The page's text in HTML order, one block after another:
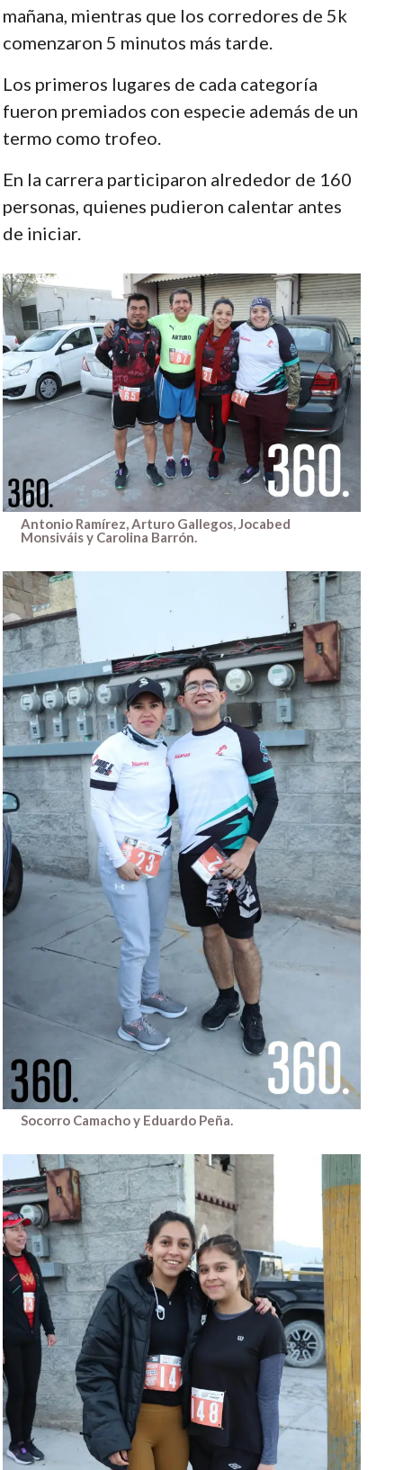
mañana, mientras que los corredores de 5k
comenzaron 5 minutos más tarde.
Los primeros lugares de cada categoría
fueron premiados con especie además de un
termo como trofeo.
En la carrera participaron alrededor de 160
personas, quienes pudieron calentar antes
de iniciar.
Antonio Ramírez, Arturo Gallegos, Jocabed
Monsiváis y Carolina Barrón.
Socorro Camacho y Eduardo Peña.